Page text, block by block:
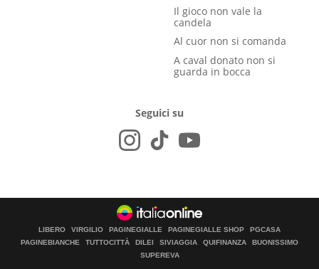
Il gioco non vale la
candela
Al cuor non si comanda
A caval donato non si
guarda in bocca
Seguici su
LIBERO VIRGILIO PAGINEGIALLE PAGINEGIALLE SHOP
PGCASA
PAGINEBIANCHE
TUTTOCITTÀ DILEI SIVIAGGIA QUIFINANZA
BUONISSIMO
SUPEREVA